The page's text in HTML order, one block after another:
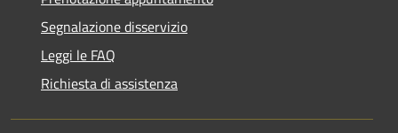
Segnalazione disservizio
Leggi le FAQ
Richiesta di assistenza